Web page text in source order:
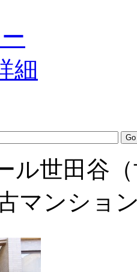
ル世田谷
マンショ